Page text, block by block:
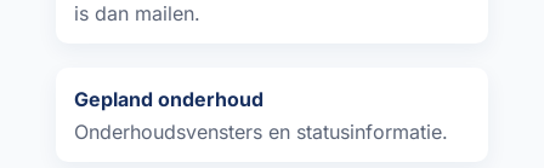
is dan mailen.
Gepland onderhoud
Onderhoudsvensters en statusinformatie.